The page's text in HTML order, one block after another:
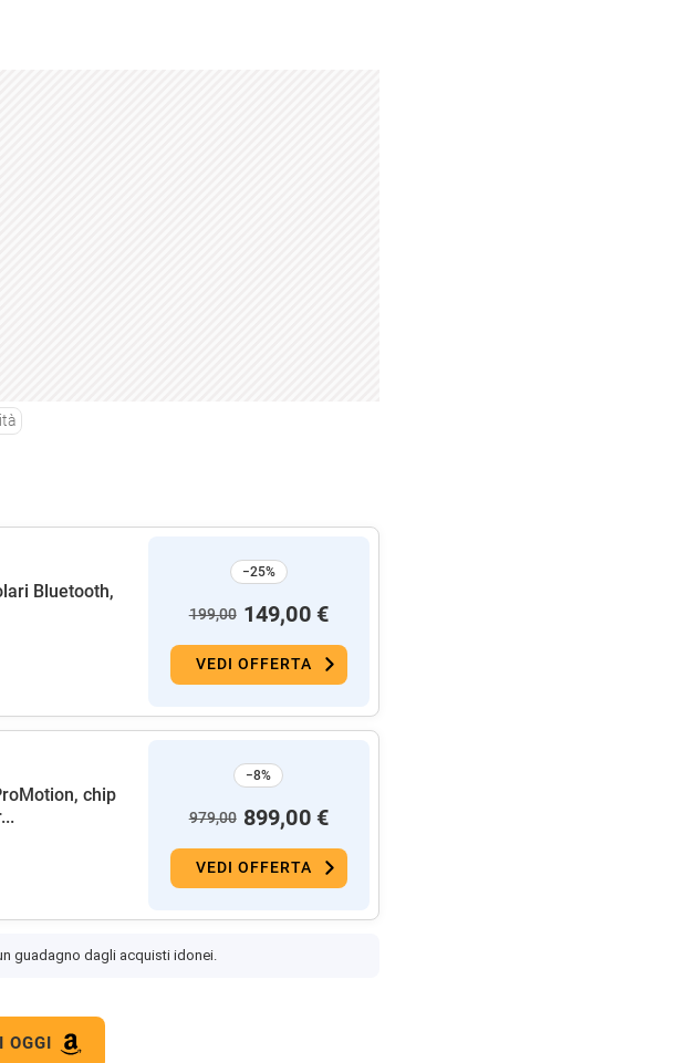
Bluetooth,
−25%
199,00 149,00 €
VEDI OFFERTA
chip
−8%
979,00 899,00 €
VEDI OFFERTA
guadagno dagli acquisti idonei.
OGGI